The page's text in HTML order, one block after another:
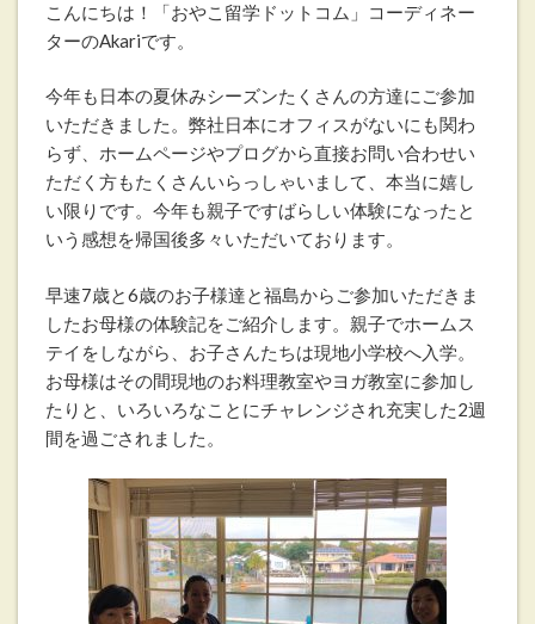
こんにちは！「おやこ留学ドットコム」コーディネー
ターのAkariです。
今年も日本の夏休みシーズンたくさんの方達にご参加
いただきました。弊社日本にオフィスがないにも関わ
らず、ホームページやプログから直接お問い合わせい
ただく方もたくさんいらっしゃいまして、本当に嬉し
い限りです。今年も親子ですばらしい体験になったと
いう感想を帰国後多々いただいております。
早速7歳と6歳のお子様達と福島からご参加いただきま
したお母様の体験記をご紹介します。親子でホームス
テイをしながら、お子さんたちは現地小学校へ入学。
お母様はその間現地のお料理教室やヨガ教室に参加し
たりと、いろいろなことにチャレンジされ充実した2週
間を過ごされました。